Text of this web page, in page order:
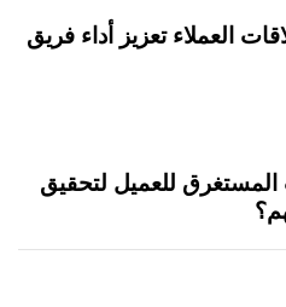
العملاء تعزيز أداء فريق
للعميل لتحقيق